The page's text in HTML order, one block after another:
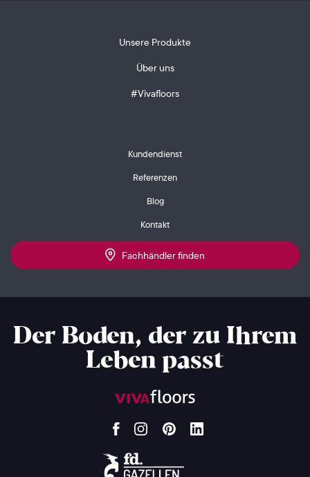
Unsere Produkte
Über uns
#Vivafloors
Kundendienst
Referenzen
Blog
Kontakt
Fachhändler finden
Der Boden, der zu Ihrem
Leben passt